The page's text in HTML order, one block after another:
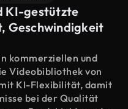
KI-gestützte
Geschwindigkeit
kommerziellen und
Videobibliothek von
KI-Flexibilität, damit
bei der Qualität